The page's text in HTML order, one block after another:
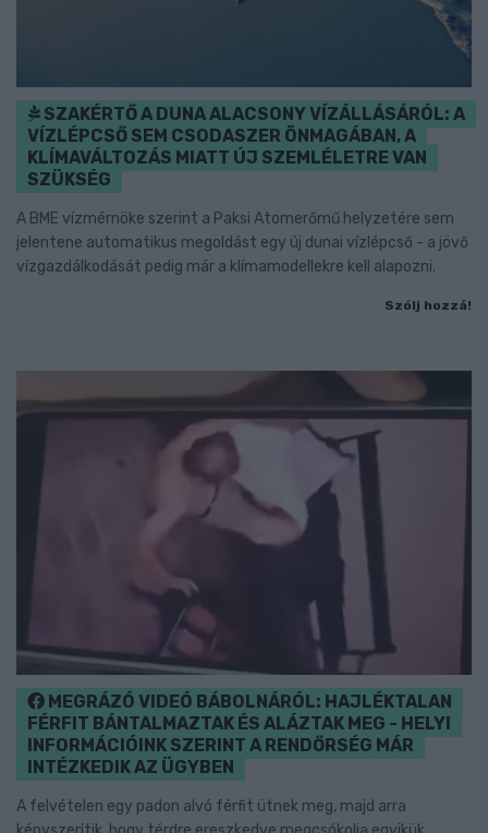
SZAKÉRTŐ A DUNA ALACSONY VÍZÁLLÁSÁRÓL: A
VÍZLÉPCSŐ SEM CSODASZER ÖNMAGÁBAN, A
KLÍMAVÁLTOZÁS MIATT ÚJ SZEMLÉLETRE VAN
SZÜKSÉG
A BME vízmérnöke szerint a Paksi Atomerőmű helyzetére sem
jelentene automatikus megoldást egy új dunai vízlépcső - a jövő
vízgazdálkodását pedig már a klímamodellekre kell alapozni.
Szólj hozzá!
MEGRÁZÓ VIDEÓ BÁBOLNÁRÓL: HAJLÉKTALAN
FÉRFIT BÁNTALMAZTAK ÉS ALÁZTAK MEG - HELYI
INFORMÁCIÓINK SZERINT A RENDŐRSÉG MÁR
INTÉZKEDIK AZ ÜGYBEN
A felvételen egy padon alvó férfit ütnek meg, majd arra